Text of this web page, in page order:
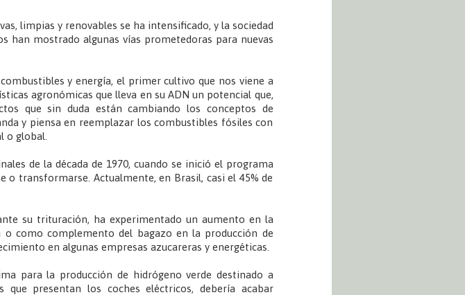
limpias y renovables se ha intensificado, y la sociedad
han mostrado algunas vías prometedoras para nuevas
y energía, el primer cultivo que nos viene a
agronómicas que lleva en su ADN un potencial que,
que sin duda están cambiando los conceptos de
y piensa en reemplazar los combustibles fósiles con
o global.
de la década de 1970, cuando se inició el programa
transformarse. Actualmente, en Brasil, casi el 45% de
su trituración, ha experimentado un aumento en la
como complemento del bagazo en la producción de
en algunas empresas azucareras y energéticas.
para la producción de hidrógeno verde destinado a
que presentan los coches eléctricos, debería acabar